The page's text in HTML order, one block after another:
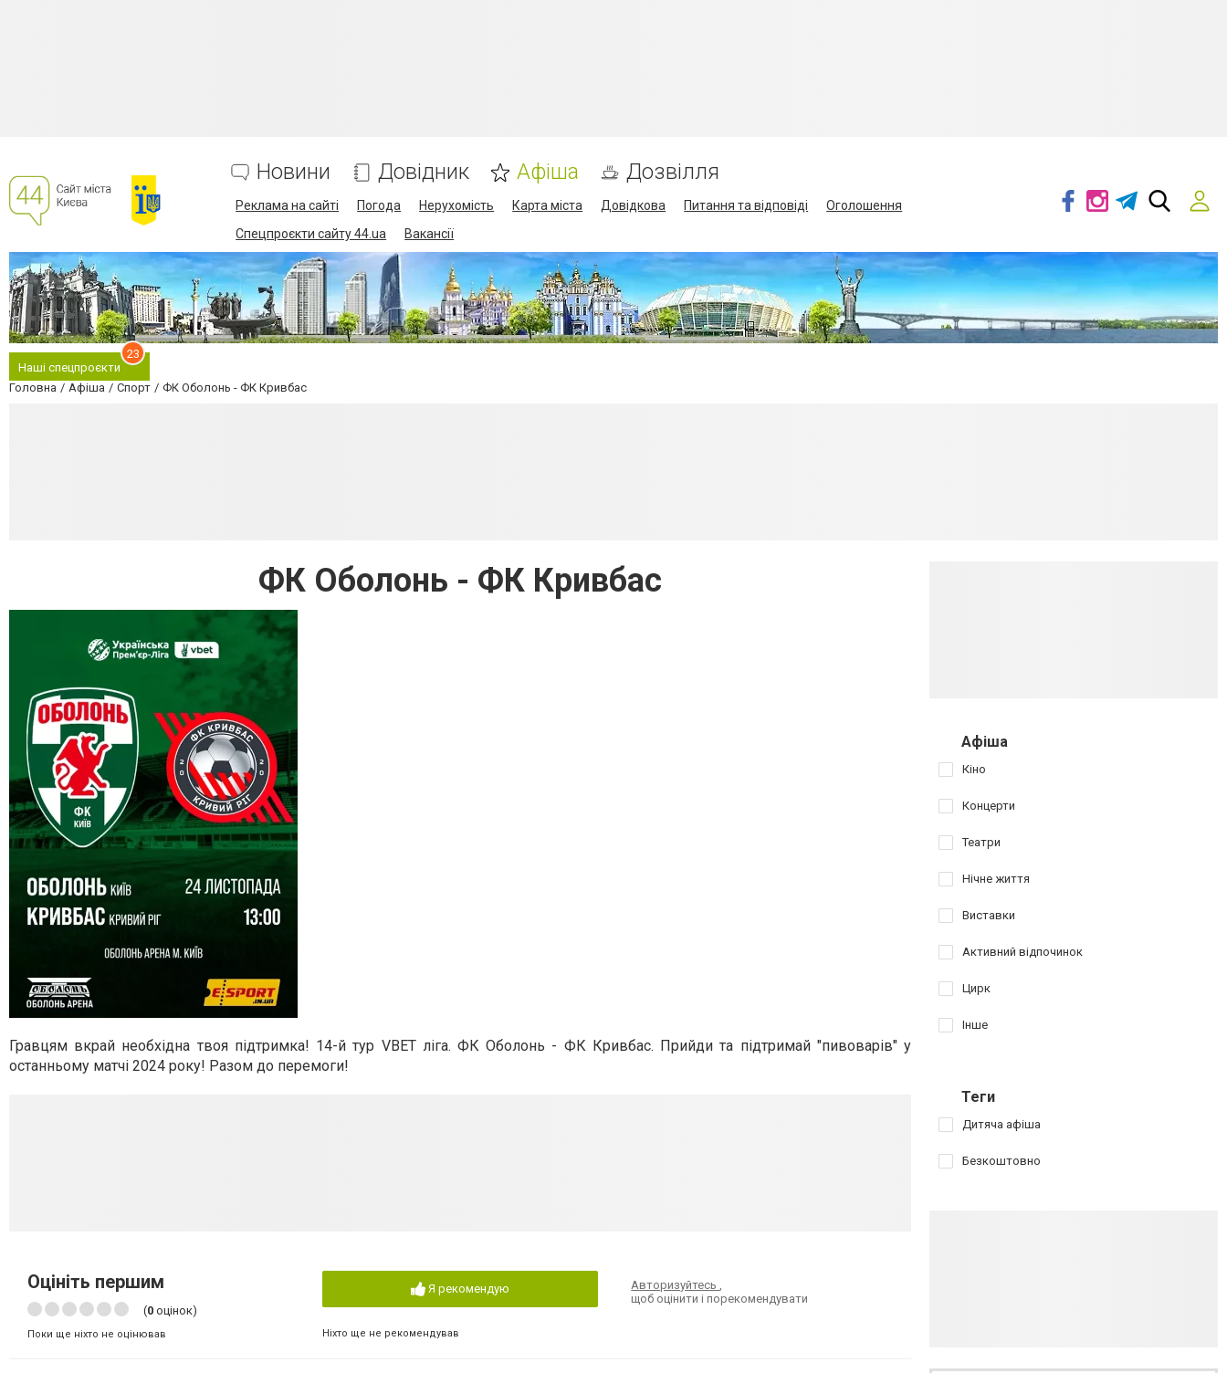
Новини Довідник Афіша Дозвілля
Реклама на сайті Погода Нерухомість Карта міста Довідкова Питання та відповіді
Оголошення
Спецпроєкти сайту 44.ua
Вакансії
Наші спецпроєкти
23
Головна Афіша Спорт ФК Оболонь - ФК Кривбас
ФК Оболонь - ФК Кривбас
Гравцям вкрай необхідна твоя підтримка! 14-й тур VBET ліга. ФК Оболонь - ФК Кривбас. Прийди та підтримай "пивоварів" у
останньому матчі 2024 року! Разом до перемоги!
Оцініть першим
(0 оцінок)
Поки ще ніхто не оцінював
Я рекомендую
Ніхто ще не рекомендував
Авторизуйтесь
щоб оцінити і порекомендувати
Афіша
Кіно
Концерти
Театри
Нічне життя
Виставки
Активний відпочинок
Цирк
Інше
Теги
Дитяча афіша
Безкоштовно